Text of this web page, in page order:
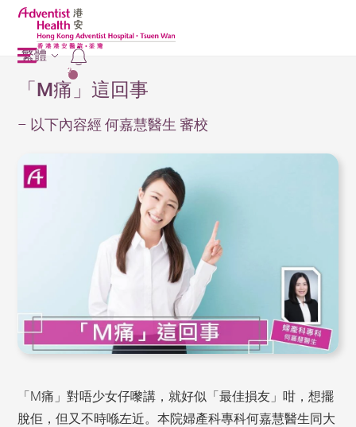
2
繁體
「M痛」這回事
– 以下內容經 何嘉慧醫生 審校
「M痛」對唔少女仔嚟講，就好似「最佳損友」咁，想擺
脫佢，但又不時喺左近。本院婦產科專科何嘉慧醫生同大